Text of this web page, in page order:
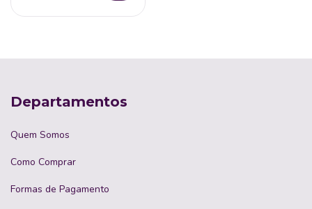
Departamentos
Quem Somos
Como Comprar
Formas de Pagamento